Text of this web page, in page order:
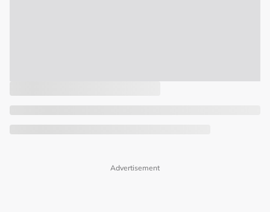
Advertisement